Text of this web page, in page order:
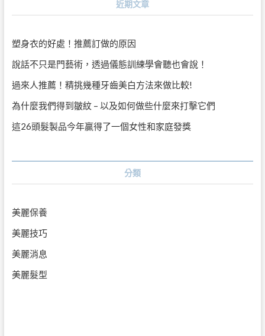
近期文章
塑身衣的好處！推薦訂做的原因
說話不只是門藝術，透過儀態訓練學會聽也會說！
過來人推薦！精挑幾種牙齒美白方法來做比較!
為什麼我們得到皺紋 – 以及如何做些什麼來打擊它們
這26頭髮製品今年贏得了一個女性和家庭發獎
分類
美麗保養
美麗技巧
美麗消息
美麗髮型